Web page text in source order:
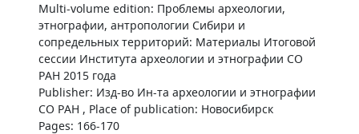
Multi-volume edition: Проблемы археологии,
этнографии, антропологии Сибири и
сопредельных территорий: Материалы Итоговой
сессии Института археологии и этнографии СО
РАН 2015 года
Publisher: Изд-во Ин-та археологии и этнографии
СО РАН , Place of publication: Новосибирск
Pages: 166-170